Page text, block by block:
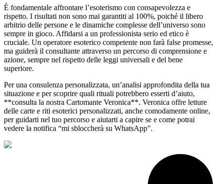
È fondamentale affrontare l’esoterismo con consapevolezza e
rispetto. I risultati non sono mai garantiti al 100%, poiché il libero
arbitrio delle persone e le dinamiche complesse dell’universo sono
sempre in gioco. Affidarsi a un professionista serio ed etico è
cruciale. Un operatore esoterico competente non farà false promesse,
ma guiderà il consultante attraverso un percorso di comprensione e
azione, sempre nel rispetto delle leggi universali e del bene
superiore.
Per una consulenza personalizzata, un’analisi approfondita della tua
situazione e per scoprire quali rituali potrebbero esserti d’aiuto,
**consulta la nostra Cartomante Veronica**. Veronica offre letture
delle carte e riti esoterici personalizzati, anche comodamente online,
per guidarti nel tuo percorso e aiutarti a capire se e come potrai
vedere la notifica “mi sbloccherà su WhatsApp”.